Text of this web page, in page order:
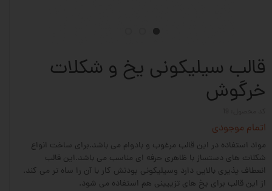
قالب سیلیکونی یخ و شکلات
خرگوش
اتمام موجودی
مواد استفاده در این قالب مرغوب و بادوام می باشد.برای ساخت انواع
شکلات های دستساز با ظاهری حرفه ای مناسب می باشد.این قالب
انعطاف پذیری بالایی دارد وسیلیکونی بودنش کار با آن را ساه تر می کند.
از این قالب برای یخ های تزییینی هم استفاده می شود.